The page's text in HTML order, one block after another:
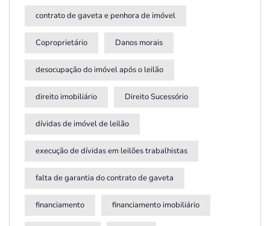
contrato de gaveta e penhora de imóvel
Coproprietário Danos morais
desocupação do imóvel após o leilão
direito imobiliário Direito Sucessório
dívidas de imóvel de leilão
execução de dívidas em leilões trabalhistas
falta de garantia do contrato de gaveta
financiamento financiamento imobiliário